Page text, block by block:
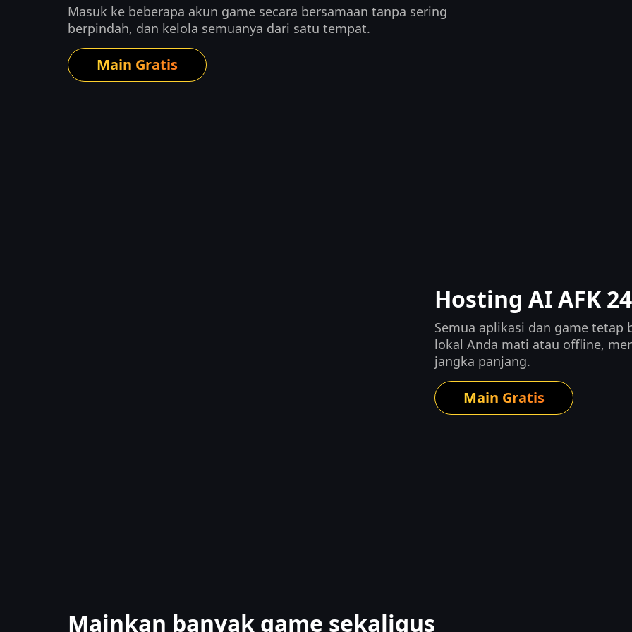
Masuk ke beberapa akun game secara bersamaan tanpa sering
berpindah, dan kelola semuanya dari satu tempat.
Main Gratis
Hosting AI AFK
Semua aplikasi dan game
lokal Anda mati atau offline,
jangka panjang.
Main Gratis
Mainkan banyak game sekaligus